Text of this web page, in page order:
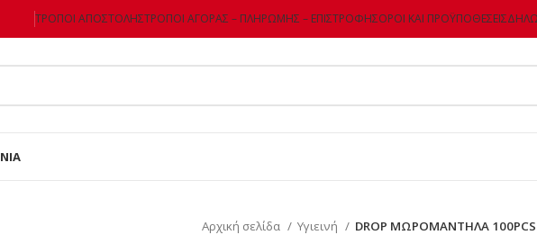
ΤΡΌΠΟΙ ΑΠΟΣΤΟΛΉΣΤΡΌΠΟΙ ΑΓΟΡΆΣ – ΠΛΗΡΩΜΉΣ – ΕΠΙΣΤΡΌΦΗΣΌΡΟΙ ΚΑΙ ΠΡΟΫΠΟΘΈΣΕΙΣ
Αρχική σελίδα Υγιεινή DROP ΜΩΡΟΜΑΝΤΗΛΑ